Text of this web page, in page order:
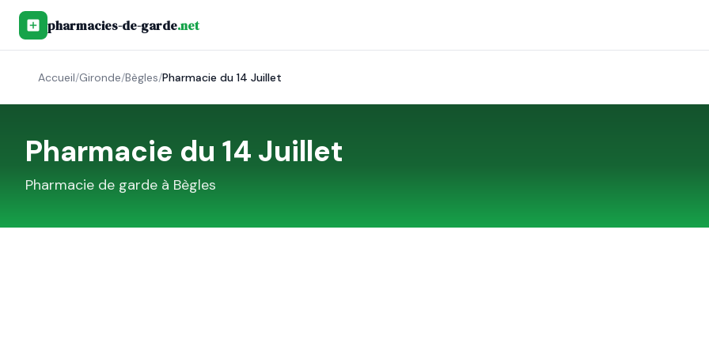
pharmacies-de-garde.net
Accueil/Gironde/Bègles/Pharmacie du 14 Juillet
Pharmacie du 14 Juillet
Pharmacie de garde à Bègles